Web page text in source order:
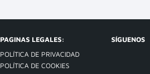
PAGINAS LEGALES:
POLÍTICA DE PRIVACIDAD
POLÍTICA DE COOKIES
SÍGUENOS